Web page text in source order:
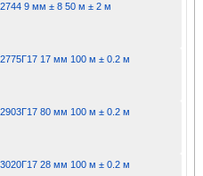
9 мм ± 8 50 м ± 2 м
17 мм 100 м ± 0.2 м
80 мм 100 м ± 0.2 м
28 мм 100 м ± 0.2 м